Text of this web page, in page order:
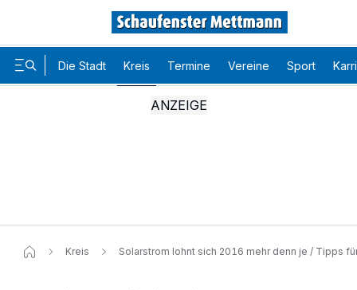
Die Stadt Kreis Termine Vereine Sport
Kreis Solarstrom lohnt sich 2016 mehr denn je / Tipps